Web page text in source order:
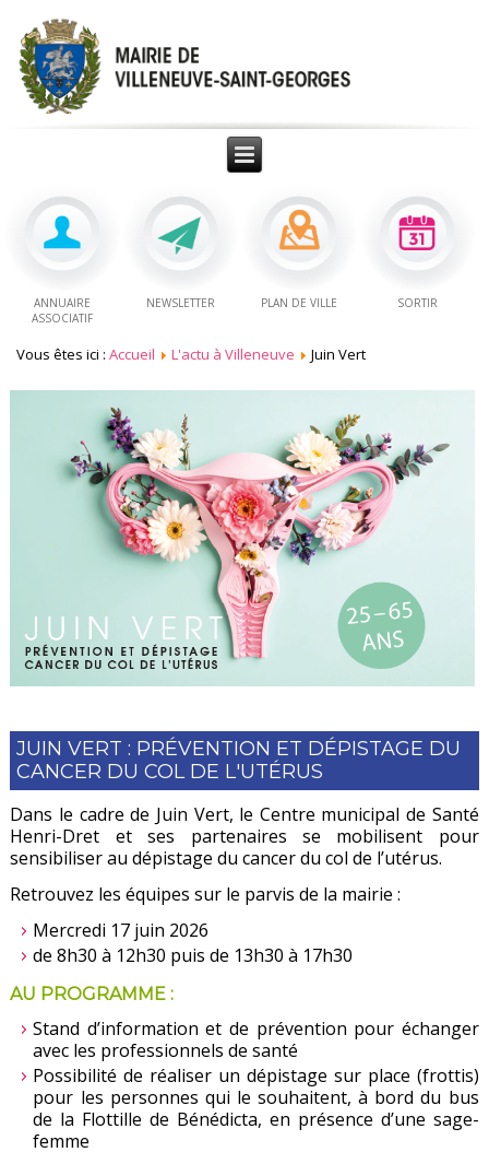
ANNUAIRE
ASSOCIATIF
NEWSLETTER PLAN DE VILLE SORTIR
Vous êtes ici :Accueil L'actu à Villeneuve Juin Vert
JUIN VERT : PRÉVENTION ET DÉPISTAGE DU
CANCER DU COL DE L'UTÉRUS
Dans le cadre de Juin Vert, le Centre municipal de Santé
Henri-Dret et ses partenaires se mobilisent pour
sensibiliser au dépistage du cancer du col de l’utérus.
Retrouvez les équipes sur le parvis de la mairie :
Mercredi 17 juin 2026
de 8h30 à 12h30 puis de 13h30 à 17h30
AU PROGRAMME :
Stand d’information et de prévention pour échanger
avec les professionnels de santé
Possibilité de réaliser un dépistage sur place (frottis)
pour les personnes qui le souhaitent, à bord du bus
de la Flottille de Bénédicta, en présence d’une sage-
femme